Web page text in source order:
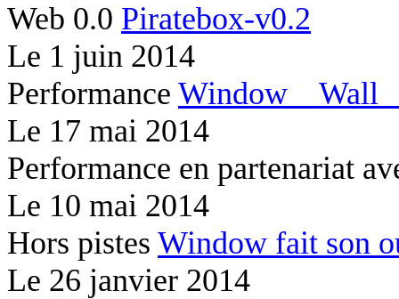
Web 0.0 Piratebox-v0.2
Le 1 juin 2014
Performance Window
Le 17 mai 2014
Performance en partenariat
Le 10 mai 2014
Hors pistes Window fait son
Le 26 janvier 2014